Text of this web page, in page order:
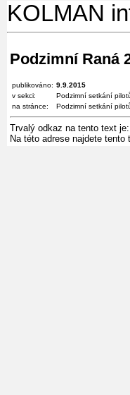
KOLMAN
Podzimní Raná
publikováno: 9.9.2015
v sekci:
Podzimní setkání
na stránce:
Podzimní setkání
Trvalý odkaz na tento text je:
Na této adrese najdete